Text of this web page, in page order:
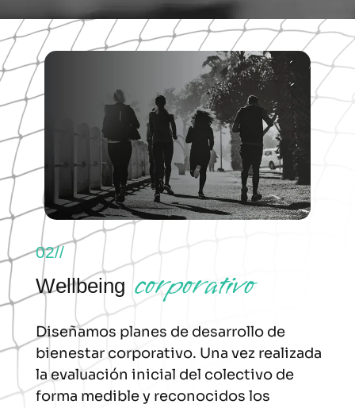
02//
Wellbeing corporativo
Diseñamos planes de desarrollo de
bienestar corporativo. Una vez realizada
la evaluación inicial del colectivo de
forma medible y reconocidos los